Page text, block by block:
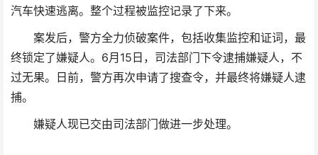
汽车快速逃离。整个过程被监控记录了下来。
案发后，警方全力侦破案件，包括收集监控和证词，最
终锁定了嫌疑人。6月15日，司法部门下令逮捕嫌疑人，不
过无果。日前，警方再次申请了搜查令，并最终将嫌疑人逮
捕。
嫌疑人现已交由司法部门做进一步处理。